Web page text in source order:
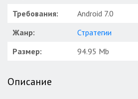
Требования:
Android 7.0
Жанр:
Стратегии
Размер:
94.95 Mb
Описание